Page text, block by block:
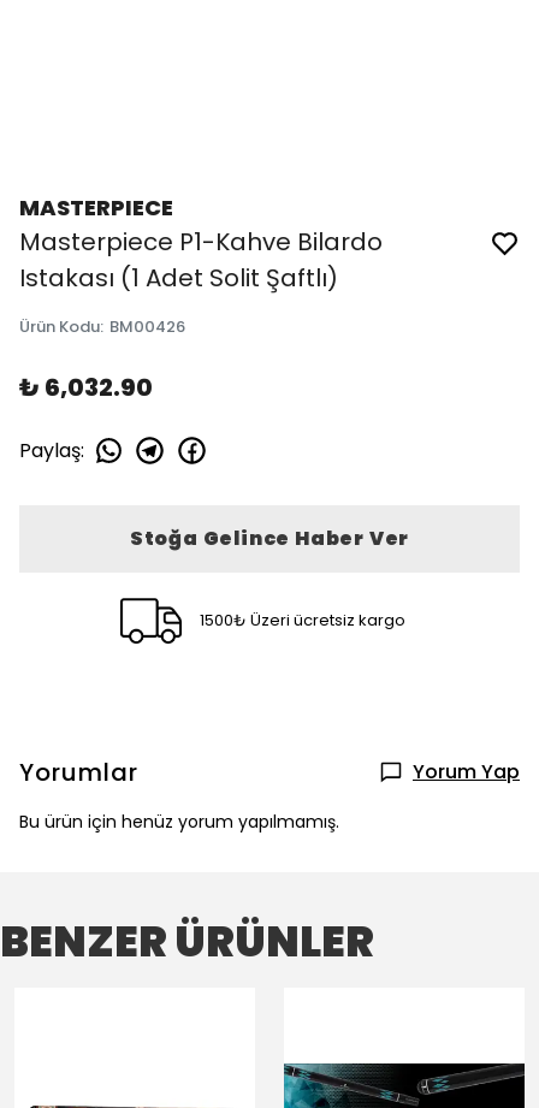
MASTERPIECE
Masterpiece P1-Kahve Bilardo
Istakası (1 Adet Solit Şaftlı)
Ürün Kodu: BM00426
₺ 6,032.90
Paylaş:
Stoğa Gelince Haber Ver
1500₺ Üzeri ücretsiz kargo
Yorumlar Yorum Yap
Bu ürün için henüz yorum yapılmamış.
BENZER ÜRÜNLER